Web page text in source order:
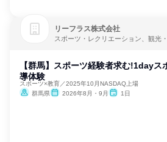
リーフラス株式会社
スポーツ・レクリエーション、観光
【群馬】スポーツ経験者求む!1dayス
導体験
スポーツ×教育／2025年10月NASDAQ上場
群馬県
2026年8月・9月 1日